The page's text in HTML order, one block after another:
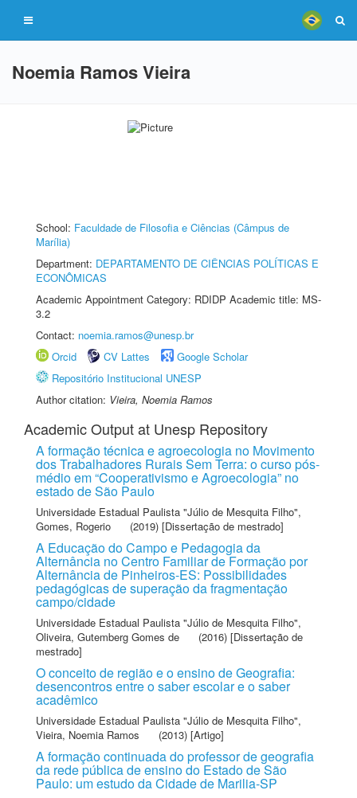
Noemia Ramos Vieira
School: Faculdade de Filosofia e Ciências (Câmpus de
Marília)
Department: DEPARTAMENTO DE CIÊNCIAS POLÍTICAS E
ECONÔMICAS
Academic Appointment Category: RDIDP Academic title: MS-
3.2
Contact: noemia.ramos@unesp.br
Orcid
CV Lattes
Google Scholar
Repositório Institucional UNESP
Author citation: Vieira, Noemia Ramos
Academic Output at Unesp Repository
A formação técnica e agroecologia no Movimento
dos Trabalhadores Rurais Sem Terra: o curso pós-
médio em “Cooperativismo e Agroecologia” no
estado de São Paulo
Universidade Estadual Paulista "Júlio de Mesquita Filho",
Gomes, Rogerio
(2019) [Dissertação de mestrado]
A Educação do Campo e Pedagogia da
Alternância no Centro Familiar de Formação por
Alternância de Pinheiros-ES: Possibilidades
pedagógicas de superação da fragmentação
campo/cidade
Universidade Estadual Paulista "Júlio de Mesquita Filho",
Oliveira, Gutemberg Gomes de
(2016) [Dissertação de
mestrado]
O conceito de região e o ensino de Geografia:
desencontros entre o saber escolar e o saber
acadêmico
Universidade Estadual Paulista "Júlio de Mesquita Filho",
Vieira, Noemia Ramos
(2013) [Artigo]
A formação continuada do professor de geografia
da rede pública de ensino do Estado de São
Paulo: um estudo da Cidade de Marilia-SP